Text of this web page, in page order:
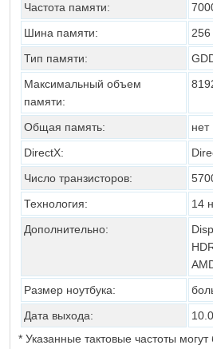
Частота памяти:
Шина памяти:
256
Тип памяти:
Максимальный объем
памяти:
Общая память:
нет
DirectX:
Число транзисторов:
Технология:
14
Дополнительно:
Размер ноутбука:
Дата выхода:
* Указанные тактовые частоты